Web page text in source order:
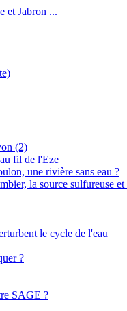
et Jabron ...
(2)
fil de l'Eze
une rivière sans eau ?
la source sulfureuse
le cycle de l'eau
?
SAGE ?